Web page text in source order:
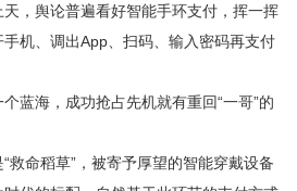
，舆论普遍看好智能手环支付，挥一挥
机、调出App、扫码、输入密码再支付
蓝海，成功抢占先机就有重回“一哥”的
救命稻草”，被寄予厚望的智能穿戴设备